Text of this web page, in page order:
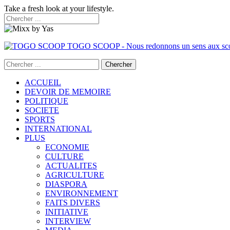
Take a fresh look at your lifestyle.
TOGO SCOOP - Nous redonnons un sens aux
ACCUEIL
DEVOIR DE MEMOIRE
POLITIQUE
SOCIETE
SPORTS
INTERNATIONAL
PLUS
ECONOMIE
CULTURE
ACTUALITES
AGRICULTURE
DIASPORA
ENVIRONNEMENT
FAITS DIVERS
INITIATIVE
INTERVIEW